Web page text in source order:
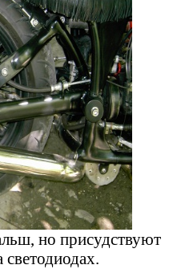
но присудствуют